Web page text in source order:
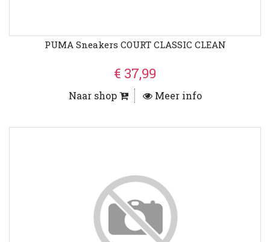
PUMA Sneakers COURT CLASSIC CLEAN
€ 37,99
Naar shop Meer info